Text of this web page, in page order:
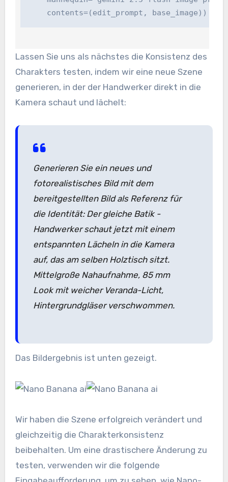
    contents=(edit_prompt, base_image))
Lassen Sie uns als nächstes die Konsistenz des
Charakters testen, indem wir eine neue Szene
generieren, in der der Handwerker direkt in die
Kamera schaut und lächelt:
Generieren Sie ein neues und
fotorealistisches Bild mit dem
bereitgestellten Bild als Referenz für
die Identität: Der gleiche Batik -
Handwerker schaut jetzt mit einem
entspannten Lächeln in die Kamera
auf, das am selben Holztisch sitzt.
Mittelgroße Nahaufnahme, 85 mm
Look mit weicher Veranda-Licht,
Hintergrundgläser verschwommen.
Das Bildergebnis ist unten gezeigt.
Wir haben die Szene erfolgreich verändert und
gleichzeitig die Charakterkonsistenz
beibehalten. Um eine drastischere Änderung zu
testen, verwenden wir die folgende